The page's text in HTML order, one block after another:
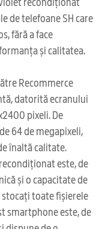
de telefoane SH care
fără a face
și calitatea.
Recommerce
datorită ecranului
pixeli. De
64 de megapixeli,
înaltă calitate.
este, de
și o capacitate de
stocați toate fișierele
smartphone este, de